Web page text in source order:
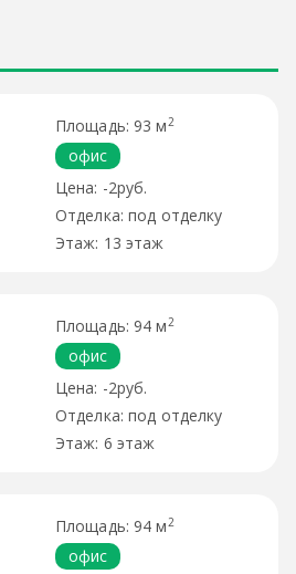
93 м 2
офис
-2руб.
под отделку
13 этаж
94 м 2
офис
-2руб.
под отделку
6 этаж
94 м 2
офис